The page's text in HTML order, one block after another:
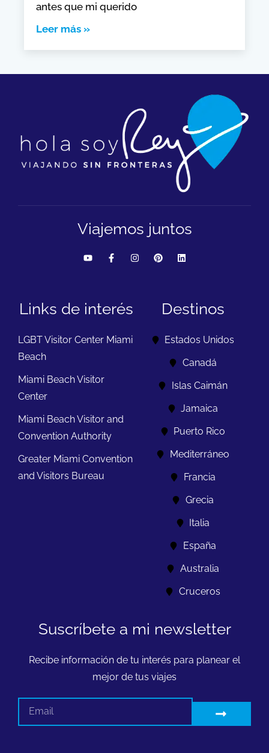
antes que mi querido
Leer más »
Viajemos juntos
Links de interés
LGBT Visitor Center Miami
Beach
Miami Beach Visitor
Center
Miami Beach Visitor and
Convention Authority
Greater Miami Convention
and Visitors Bureau
Destinos
Estados Unidos
Canadá
Islas Caimán
Jamaica
Puerto Rico
Mediterráneo
Francia
Grecia
Italia
España
Australia
Cruceros
Suscríbete a mi newsletter
Recibe información de tu interés para planear el
mejor de tus viajes